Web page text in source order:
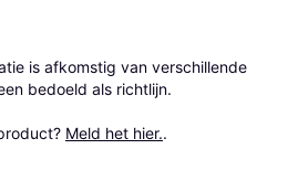
is afkomstig van verschillende
bedoeld als richtlijn.
Meld het hier..